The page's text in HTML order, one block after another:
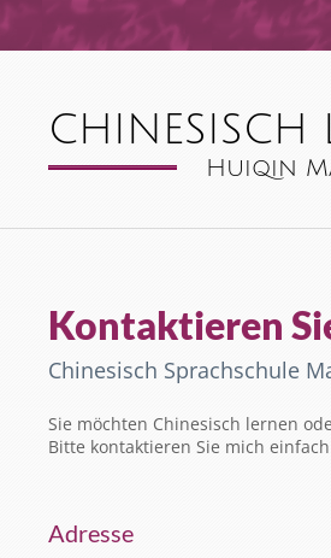
Kontaktieren
Chinesisch Sprachschule
Sie möchten Chinesisch lernen
Bitte kontaktieren Sie mich
Adresse